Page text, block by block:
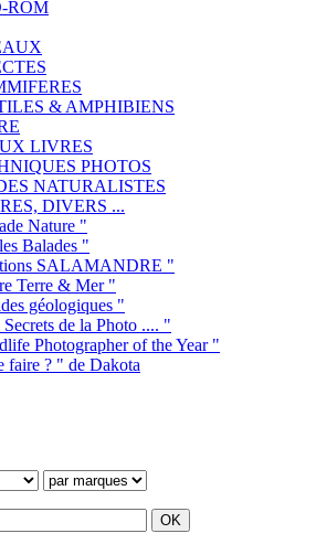
ROM
& AMPHIBIENS
LIVRES
PHOTOS
NATURALISTES
DIVERS ...
Nature "
Balades "
SALAMANDRE "
Terre & Mer "
géologiques "
de la Photo .... "
Photographer of the Year "
faire ? " de Dakota